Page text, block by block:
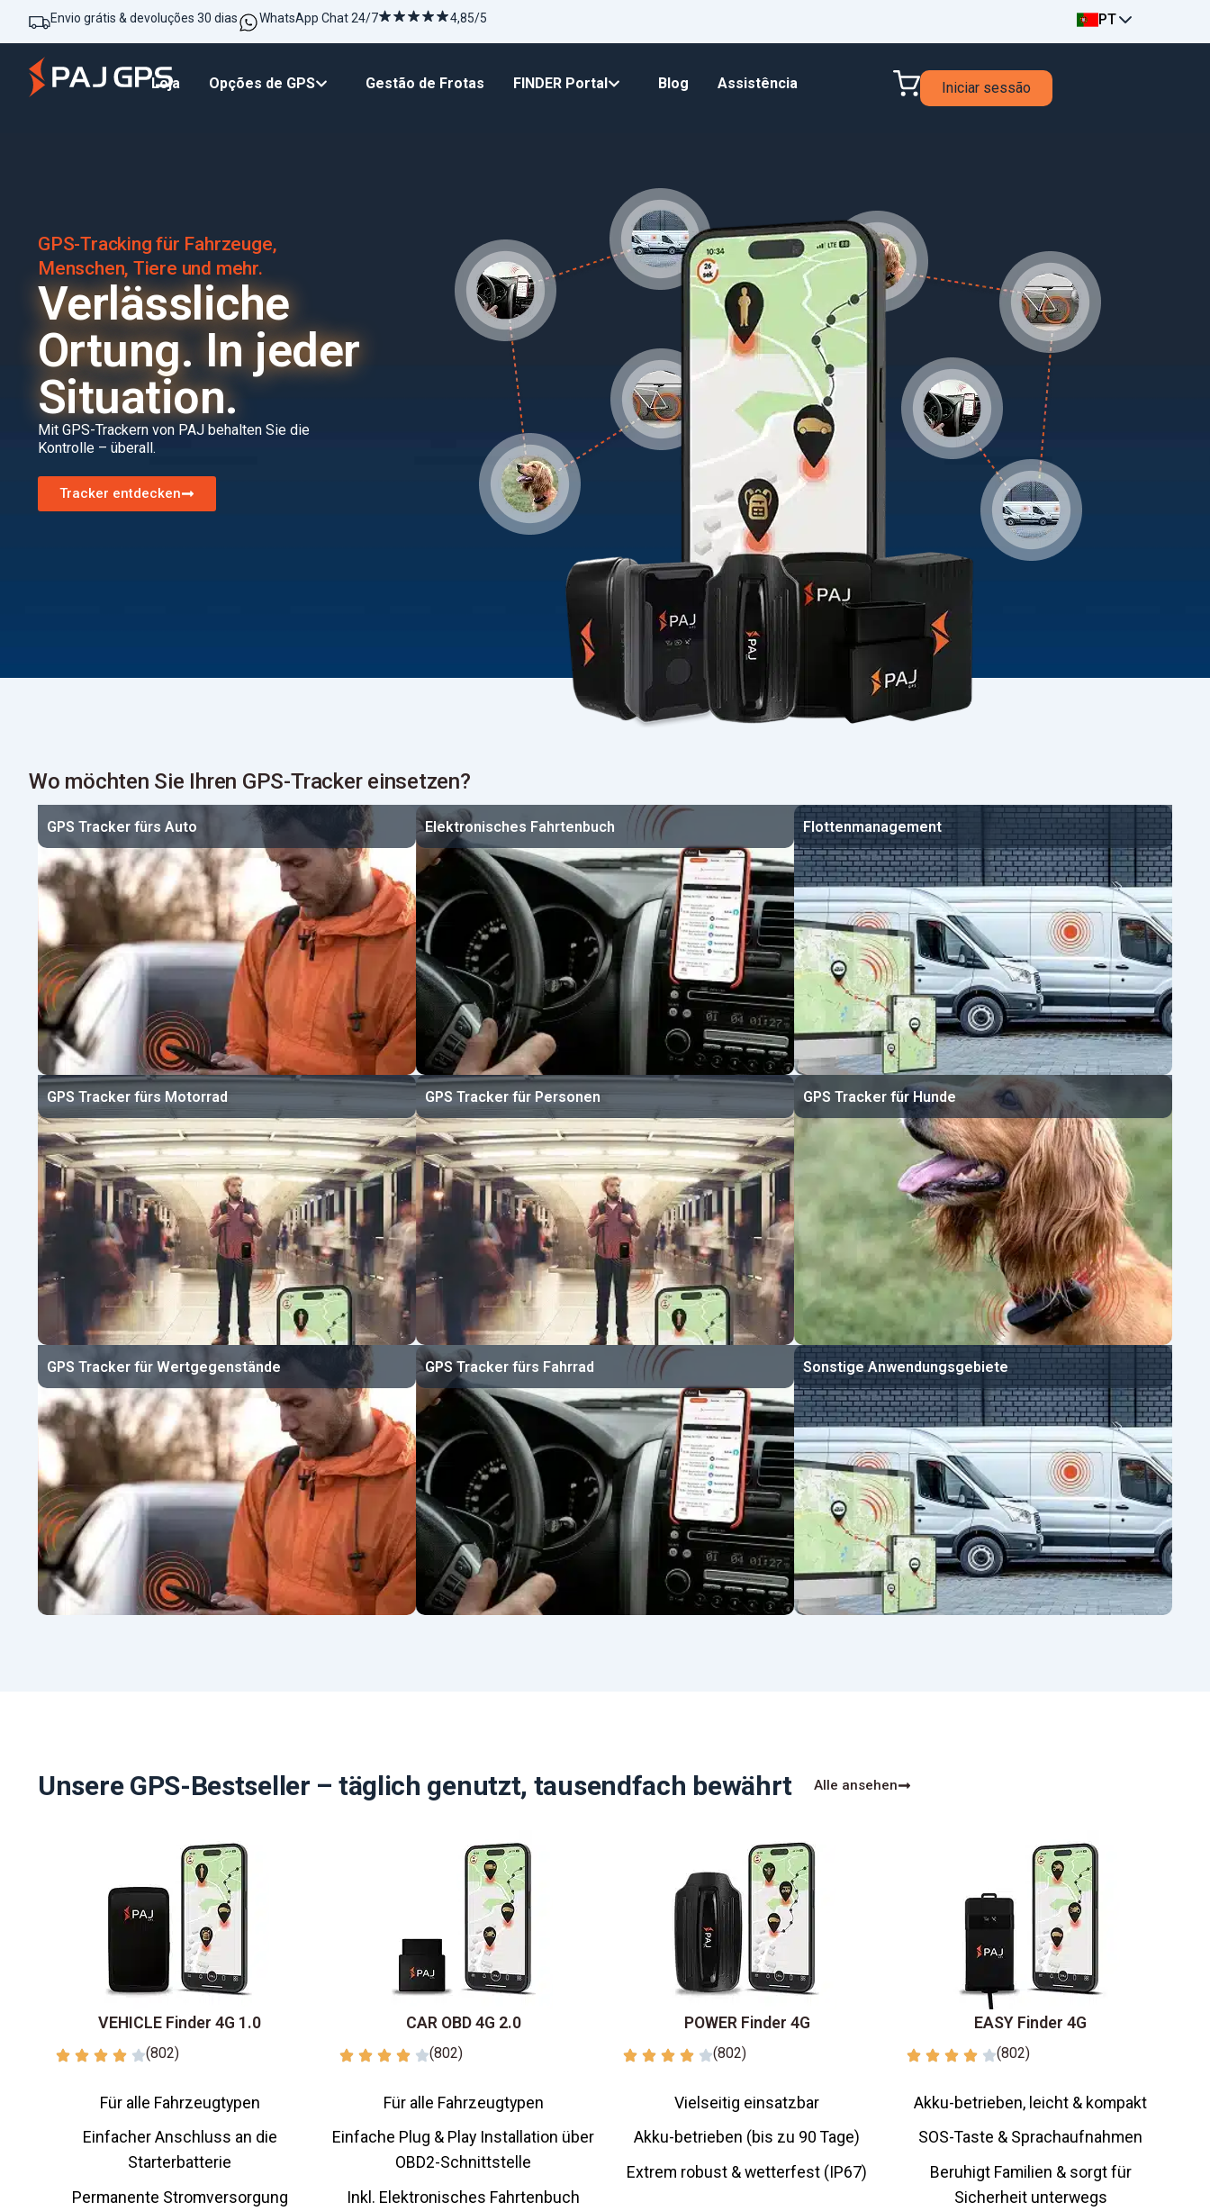
Envio grátis & devoluções 30 dias WhatsApp Chat 24/7 4,85/5 PT
Loja Opções de GPS Gestão de Frotas FINDER Portal Blog Assistência Iniciar sessão
GPS-Tracking für Fahrzeuge,
Menschen, Tiere und mehr.
Verlässliche
Ortung. In jeder
Situation.
Mit GPS-Trackern von PAJ behalten Sie die
Kontrolle – überall.
Tracker entdecken
Wo möchten Sie Ihren GPS-Tracker einsetzen?
GPS Tracker fürs Auto Elektronisches Fahrtenbuch Flottenmanagement
GPS Tracker fürs Motorrad GPS Tracker für Personen GPS Tracker für Hunde
GPS Tracker für Wertgegenstände GPS Tracker fürs Fahrrad Sonstige Anwendungsgebiete
Unsere GPS-Bestseller – täglich genutzt, tausendfach bewährt Alle ansehen
VEHICLE Finder 4G 1.0
(802)
Für alle Fahrzeugtypen
Einfacher Anschluss an die
Starterbatterie
Permanente Stromversorgung
CAR OBD 4G 2.0
(802)
Für alle Fahrzeugtypen
Einfache Plug & Play Installation über
OBD2-Schnittstelle
Inkl. Elektronisches Fahrtenbuch
POWER Finder 4G
(802)
Vielseitig einsatzbar
Akku-betrieben (bis zu 90 Tage)
Extrem robust & wetterfest (IP67)
EASY Finder 4G
(802)
Akku-betrieben, leicht & kompakt
SOS-Taste & Sprachaufnahmen
Beruhigt Familien & sorgt für
Sicherheit unterwegs